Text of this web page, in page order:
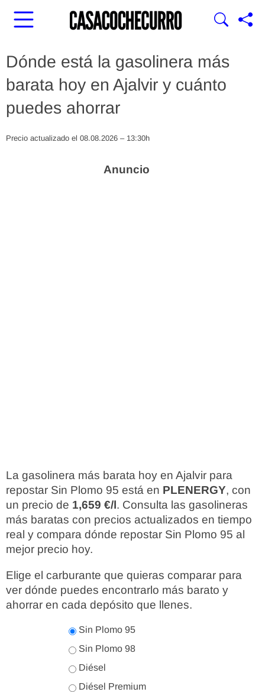
Dónde está la gasolinera más
barata hoy en Ajalvir y cuánto
puedes ahorrar
Precio actualizado el 08.08.2026 – 13:30h
La gasolinera más barata hoy en Ajalvir para
repostar Sin Plomo 95 está en PLENERGY, con
un precio de 1,659 €/l. Consulta las gasolineras
más baratas con precios actualizados en tiempo
real y compara dónde repostar Sin Plomo 95 al
mejor precio hoy.
Elige el carburante que quieras comparar para
ver dónde puedes encontrarlo más barato y
ahorrar en cada depósito que llenes.
Sin Plomo 95
Sin Plomo 98
Diésel
Diésel Premium